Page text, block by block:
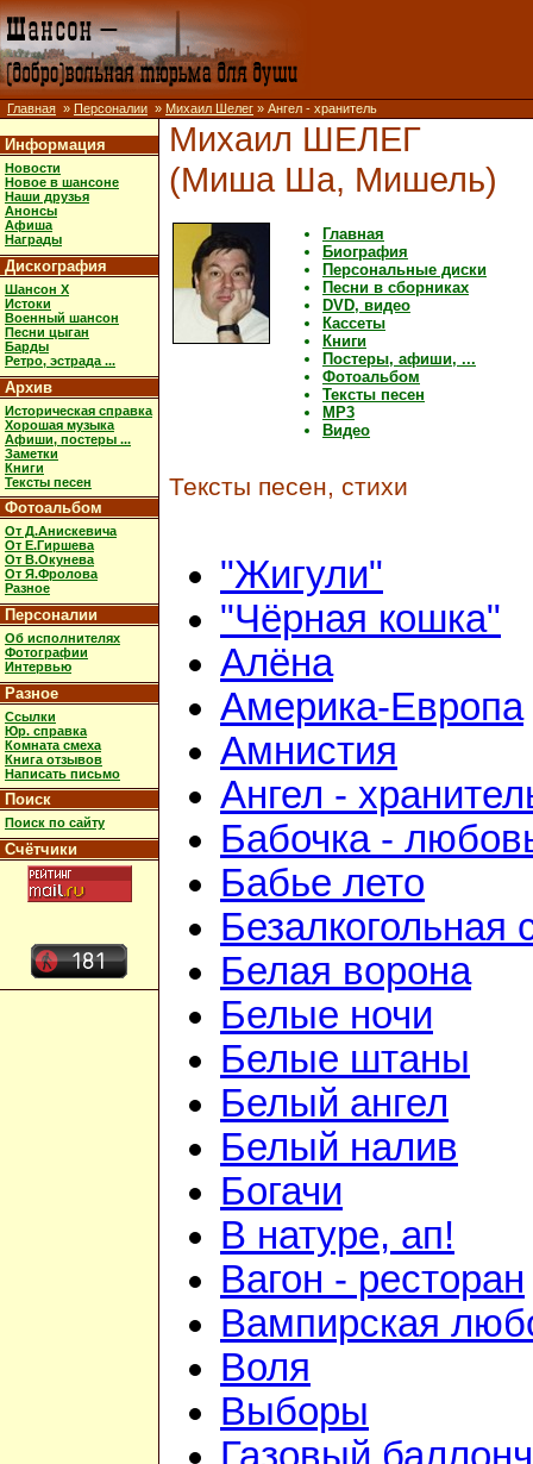
Главная » Персоналии » Михаил Шелег » Ангел - хранитель
Информация
Новости
Новое в шансоне
Наши друзья
Анонсы
Афиша
Награды
Дискография
Шансон X
Истоки
Военный шансон
Песни цыган
Барды
Ретро, эстрада ...
Архив
Историческая справка
Хорошая музыка
Афиши, постеры ...
Заметки
Книги
Тексты песен
Фотоальбом
От Д.Анискевича
От Е.Гиршева
От В.Окунева
От Я.Фролова
Разное
Персоналии
Об исполнителях
Фотографии
Интервью
Разное
Ссылки
Юр. справка
Комната смеха
Книга отзывов
Написать письмо
Поиск
Поиск по сайту
Счётчики
Михаил ШЕЛЕГ
(Миша Ша, Мишель)
Главная
Биография
Персональные диски
Песни в сборниках
DVD, видео
Кассеты
Книги
Постеры, афиши, ...
Фотоальбом
Тексты песен
MP3
Видео
Тексты песен, стихи
"Жигули"
"Чёрная кошка"
Алёна
Америка-Европа
Амнистия
Ангел -
Бабочка -
Бабье лето
Безалкогольная
Белая ворона
Белые ночи
Белые штаны
Белый ангел
Белый налив
Богачи
В натуре, ап!
Вагон - ресторан
Вампирская
Воля
Выборы